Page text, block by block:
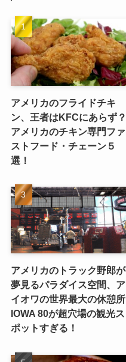
アメリカのフライドチキ
ン、王者はKFCにあらず？
アメリカのチキン専門ファ
ストフード・チェーン５
選！
アメリカのトラック野郎が
夢見るパラダイス空間、ア
イオワの世界最大の休憩所
IOWA 80が超穴場の観光ス
ポットすぎる！